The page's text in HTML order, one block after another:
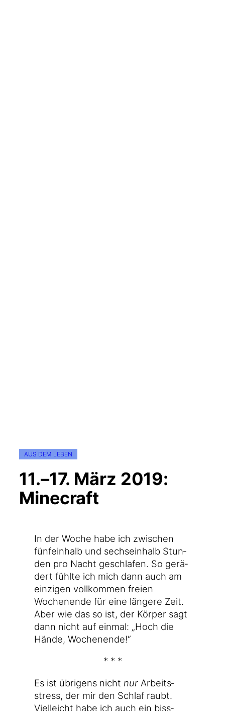
AUS DEM LEBEN
11.–17. März 2019:
Minecraft
In der Woche habe ich zwi­schen
fünf­ein­halb und sechs­ein­halb Stun­
den pro Nacht geschla­fen. So gerä­
dert fühl­te ich mich dann auch am
ein­zi­gen voll­kom­men frei­en
Wochen­en­de für eine län­ge­re Zeit.
Aber wie das so ist, der Kör­per sagt
dann nicht auf ein­mal: „Hoch die
Hän­de, Wochenende!“
* * *
Es ist übri­gens nicht nur Arbeits­
stress, der mir den Schlaf raubt.
Viel­leicht habe ich auch ein biss­